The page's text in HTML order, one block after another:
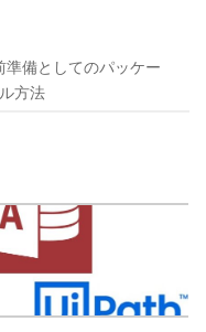
準備としてのパッケー
方法